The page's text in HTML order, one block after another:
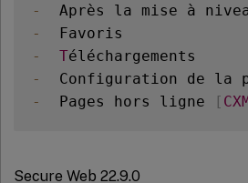
-
Après la mise à
-
-
T
-
-
  Pages hors ligne
[
Secure Web 22.9.0
Secure Web 19.10.0 à 19.11.5
Secure Web 19.9.5
Secure Web 19.9.0
Secure Web 19.8.5